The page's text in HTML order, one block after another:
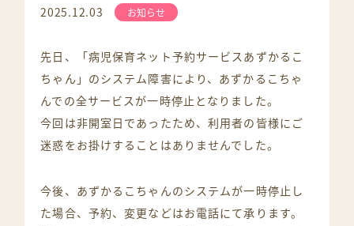
2025.12.03 お知らせ
先日、「病児保育ネット予約サービスあずかるこ
ちゃん」のシステム障害により、あずかるこちゃ
んでの全サービスが一時停止となりました。
今回は非開室日であったため、利用者の皆様にご
迷惑をお掛けすることはありませんでした。
今後、あずかるこちゃんのシステムが一時停止し
た場合、予約、変更などはお電話にて承ります。